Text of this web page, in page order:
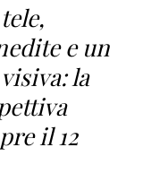
e un
la
il 12